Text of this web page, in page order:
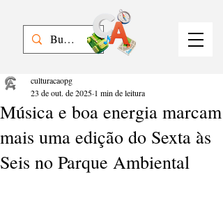
Música e boa energia marcam
mais uma edição do Sexta às
Seis no Parque Ambiental
culturacaopg
23 de out. de 2025 1 min de leitura